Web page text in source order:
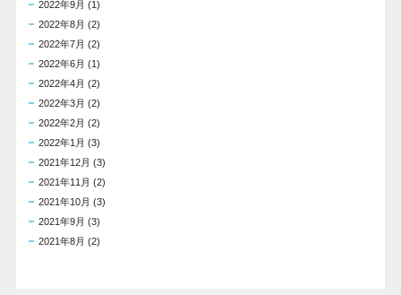
2022年9月 (1)
2022年8月 (2)
2022年7月 (2)
2022年6月 (1)
2022年4月 (2)
2022年3月 (2)
2022年2月 (2)
2022年1月 (3)
2021年12月 (3)
2021年11月 (2)
2021年10月 (3)
2021年9月 (3)
2021年8月 (2)